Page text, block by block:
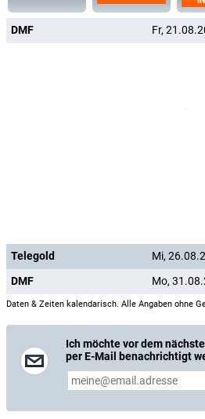
DMF Fr,
Telegold Mi,
DMF
Mo,
Daten & Zeiten kalendarisch. Alle Angaben ohne
Ich möchte vor dem
per E-Mail benachrichtigt